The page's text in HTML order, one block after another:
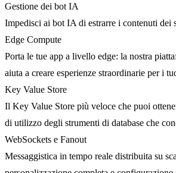
Gestione dei bot IA
Impedisci ai bot IA di estrarre i contenuti dei
Edge Compute
Porta le tue app a livello edge: la nostra
aiuta a creare esperienze straordinarie per i
Key Value Store
Il Key Value Store più veloce che puoi
di utilizzo degli strumenti di database che
WebSockets e Fanout
Messaggistica in tempo reale distribuita su